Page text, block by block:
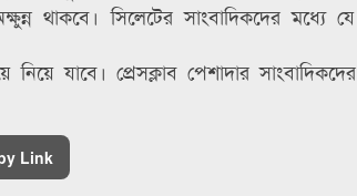
থাকবে। সিলেটের সাংবাদিকদের মধ্যে যে
যাবে। প্রেসক্লাব পেশাদার সাংবাদিকদের
Link